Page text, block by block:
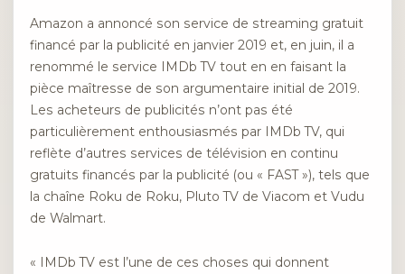
Amazon a annoncé son service de streaming gratuit
financé par la publicité en janvier 2019 et, en juin, il a
renommé le service IMDb TV tout en en faisant la
pièce maîtresse de son argumentaire initial de 2019.
Les acheteurs de publicités n’ont pas été
particulièrement enthousiasmés par IMDb TV, qui
reflète d’autres services de télévision en continu
gratuits financés par la publicité (ou « FAST »), tels que
la chaîne Roku de Roku, Pluto TV de Viacom et Vudu
de Walmart.
« IMDb TV est l’une de ces choses qui donnent